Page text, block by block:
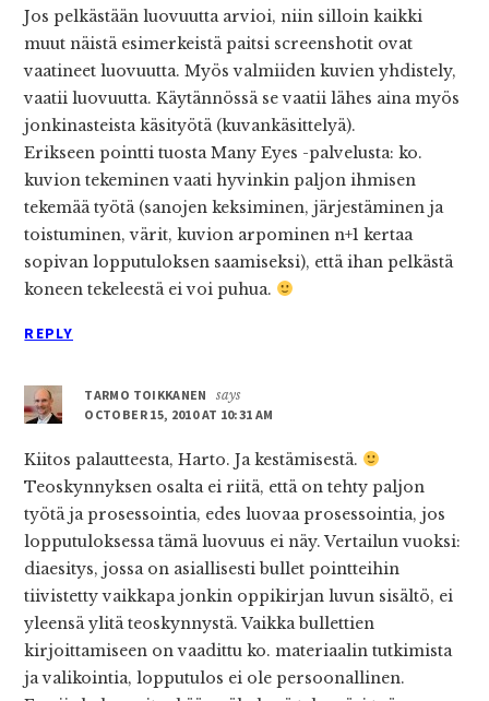
Jos pelkästään luovuutta arvioi, niin silloin kaikki
muut näistä esimerkeistä paitsi screenshotit ovat
vaatineet luovuutta. Myös valmiiden kuvien yhdistely,
vaatii luovuutta. Käytännössä se vaatii lähes aina myös
jonkinasteista käsityötä (kuvankäsittelyä).
Erikseen pointti tuosta Many Eyes -palvelusta: ko.
kuvion tekeminen vaati hyvinkin paljon ihmisen
tekemää työtä (sanojen keksiminen, järjestäminen ja
toistuminen, värit, kuvion arpominen n+1 kertaa
sopivan lopputuloksen saamiseksi), että ihan pelkästä
koneen tekeleestä ei voi puhua.
REPLY
TARMO TOIKKANEN
says
OCTOBER 15, 2010 AT 10:31 AM
Kiitos palautteesta, Harto. Ja kestämisestä.
Teoskynnyksen osalta ei riitä, että on tehty paljon
työtä ja prosessointia, edes luovaa prosessointia, jos
lopputuloksessa tämä luovuus ei näy. Vertailun vuoksi:
diaesitys, jossa on asiallisesti bullet pointteihin
tiivistetty vaikkapa jonkin oppikirjan luvun sisältö, ei
yleensä ylitä teoskynnystä. Vaikka bullettien
kirjoittamiseen on vaadittu ko. materiaalin tutkimista
ja valikointia, lopputulos ei ole persoonallinen.